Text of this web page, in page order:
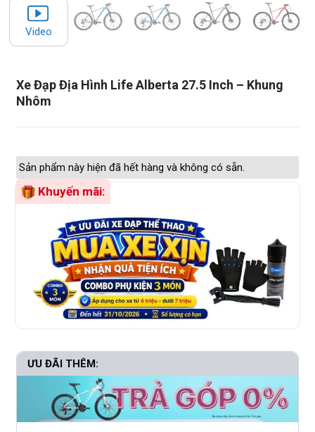
Xe Đạp Địa Hình Life Alberta 27.5 Inch – Khung
Nhôm
Video
Sản phẩm này hiện đã hết hàng và không có sẵn.
Khuyến mãi:
ƯU ĐÃI THÊM: